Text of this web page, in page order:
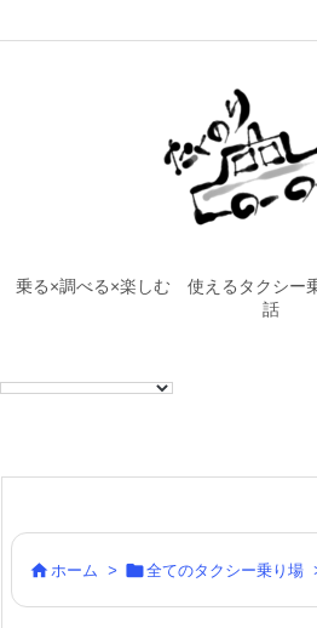
乗る×調べる×楽しむ 使えるタクシー
話
 ホーム > 全てのタクシー乗り場